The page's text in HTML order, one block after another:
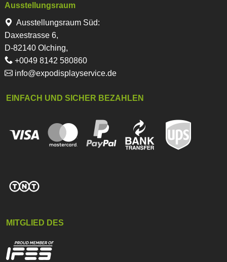
Ausstellungsraum
Ausstellungsraum Süd:
Daxestrasse 6,
D-82140 Olching,
+0049 8142 580860
info@expodisplayservice.de
EINFACH UND SICHER BEZAHLEN
MITGLIED DES